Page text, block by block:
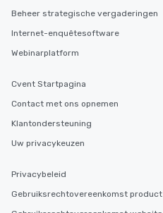
Beheer strategische vergaderingen
Internet-enquêtesoftware
Webinarplatform
Cvent Startpagina
Contact met ons opnemen
Klantondersteuning
Uw privacykeuzen
Privacybeleid
Gebruiksrechtovereenkomst product